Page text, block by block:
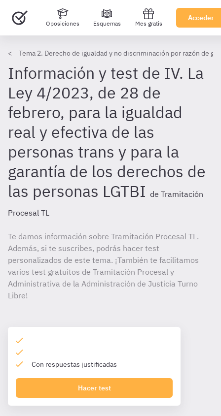
Oposiciones Esquemas Mes gratis
Acceder
Tema 2. Derecho de igualdad y no discriminación por razón de
Información y test de IV. La
Ley 4/2023, de 28 de
febrero, para la igualdad
real y efectiva de las
personas trans y para la
garantía de los derechos de
las personas LGTBI de Tramitación
Procesal TL
Te damos información sobre Tramitación Procesal TL.
Además, si te suscribes, podrás hacer test
personalizados de este tema. ¡También te facilitamos
varios test gratuitos de Tramitación Procesal y
Administrativa de la Administración de Justicia Turno
Libre!
Con respuestas justificadas
Hacer test